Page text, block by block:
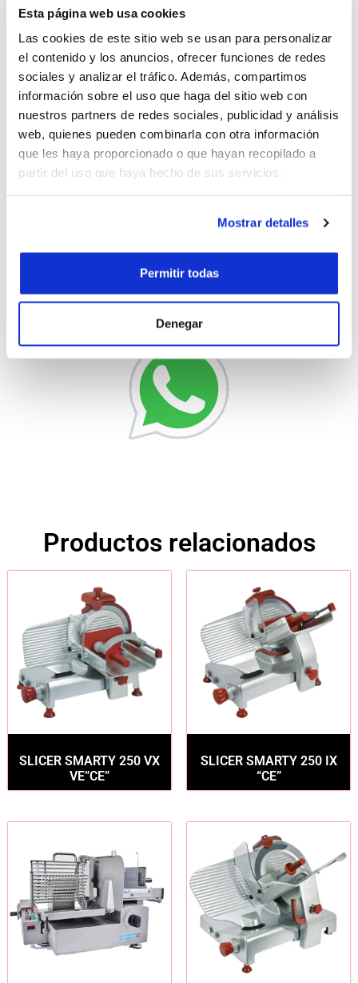
Esta página web usa cookies
Las cookies de este sitio web se usan para personalizar
el contenido y los anuncios, ofrecer funciones de redes
sociales y analizar el tráfico. Además, compartimos
información sobre el uso que haga del sitio web con
nuestros partners de redes sociales, publicidad y análisis
web, quienes pueden combinarla con otra información
que les haya proporcionado o que hayan recopilado a
partir del uso que haya hecho de sus servicios.
Mostrar detalles
Permitir todas
Denegar
Conforme a las directivas y reglamentos europeos
vigentes
Producto certificado MOCA (Materiales y Objetos en
Contacto con los Alimentos)
55 6233 9171
Productos relacionados
SLICER SMARTY 250 VX
VE”CE”
SLICER SMARTY 250 IX
“CE”